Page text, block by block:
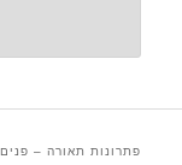
פתרונות תאורה –